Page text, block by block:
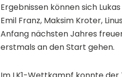
Ergebnissen können sich
Emil Franz, Maksim Kroter,
Anfang nächsten Jahres
erstmals an den Start gehen.